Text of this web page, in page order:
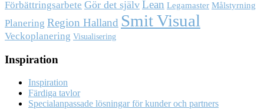
Förbättringsarbete Gör det själv Lean Legamaster Målstyrning
Planering Region Halland Smit Visual
Veckoplanering Visualisering
Inspiration
Inspiration
Färdiga tavlor
Specialanpassade lösningar för kunder och partners